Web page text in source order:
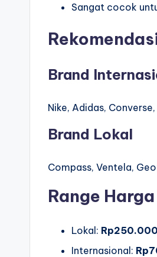
Sangat cocok
Brand
Nike, Adidas,
Brand Lokal
Compass, Ventela,
Range
Lokal:
Internasional: